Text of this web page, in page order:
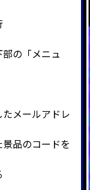
の「メニュ
メールアドレ
品のコードを